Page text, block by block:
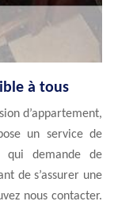
à tous
d’appartement,
un service de
qui demande de
de s’assurer une
nous contacter.